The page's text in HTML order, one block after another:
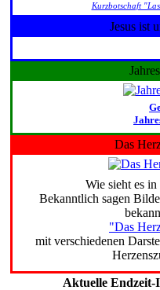
Kurzbotschaft
Jesus ist
Das
Wie sieht es
Bekanntlich sagen
"Das
mit verschiedenen
Aktuelle Endzeit-